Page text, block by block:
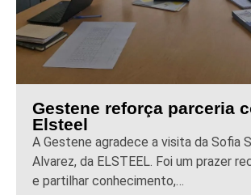
Gestene reforça parceria
Elsteel
A Gestene agradece a visita da Sofia
Alvarez, da ELSTEEL. Foi um prazer
e partilhar conhecimento,…